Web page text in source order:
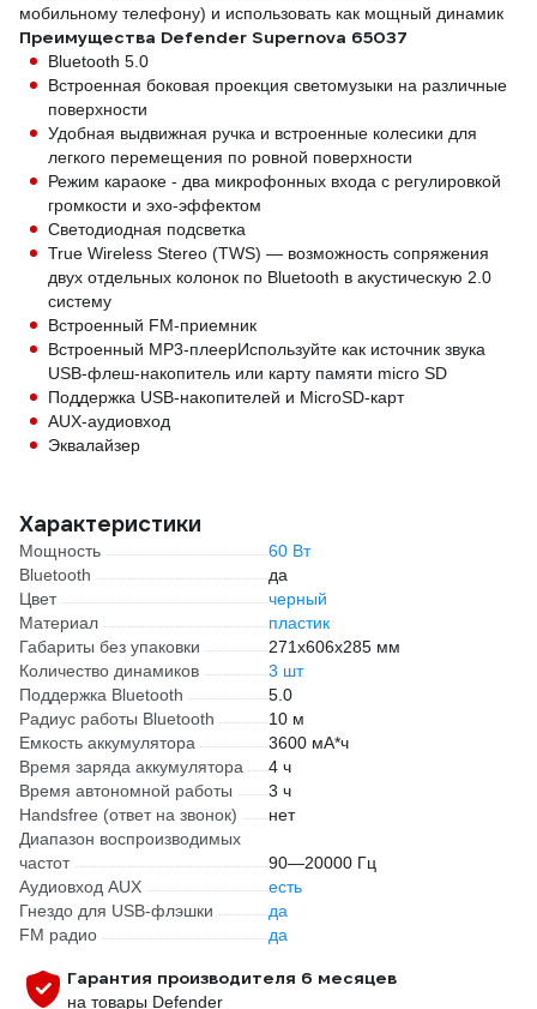
мобильному телефону) и использовать как мощный динамик
Преимущества Defender Supernova 65037
Bluetooth 5.0
Встроенная боковая проекция светомузыки на различные
поверхности
Удобная выдвижная ручка и встроенные колесики для
легкого перемещения по ровной поверхности
Режим караоке - два микрофонных входа с регулировкой
громкости и эхо-эффектом
Светодиодная подсветка
True Wireless Stereo (TWS) — возможность сопряжения
двух отдельных колонок по Bluetooth в акустическую 2.0
систему
Встроенный FM-приемник
Встроенный MP3-плеерИспользуйте как источник звука
USB-флеш-накопитель или карту памяти micro SD
Поддержка USB-накопителей и MicroSD-карт
AUX-аудиовход
Эквалайзер
Характеристики
Мощность
60 Вт
Bluetooth
да
Цвет
черный
Материал
пластик
Габариты без упаковки
271х606х285 мм
Количество динамиков
3 шт
Поддержка Bluetooth
5.0
Радиус работы Bluetooth
10 м
Емкость аккумулятора
3600 мА*ч
Время заряда аккумулятора
4 ч
Время автономной работы
3 ч
Handsfree (ответ на звонок)
нет
Диапазон воспроизводимых
частот
90—20000 Гц
Аудиовход AUX
есть
Гнездо для USB-флэшки
да
FM радио
да
Гарантия производителя 6 месяцев
на товары Defender